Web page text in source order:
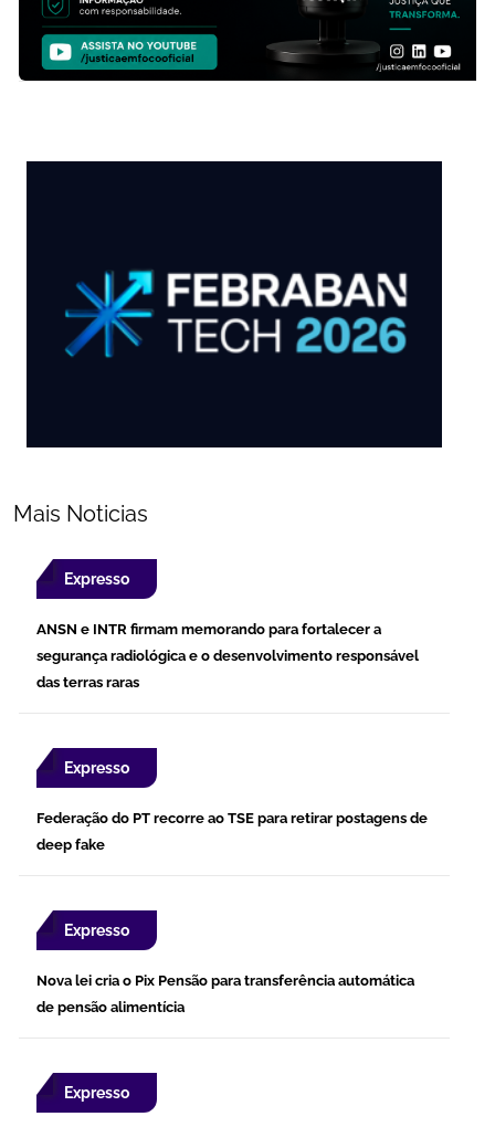
Mais Noticias
Expresso
ANSN e INTR firmam memorando para fortalecer a
segurança radiológica e o desenvolvimento responsável
das terras raras
Expresso
Federação do PT recorre ao TSE para retirar postagens de
deep fake
Expresso
Nova lei cria o Pix Pensão para transferência automática
de pensão alimentícia
Expresso